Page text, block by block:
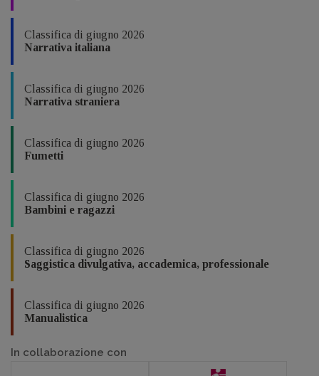
Classifica di giugno 2026
Narrativa italiana
Classifica di giugno 2026
Narrativa straniera
Classifica di giugno 2026
Fumetti
Classifica di giugno 2026
Bambini e ragazzi
Classifica di giugno 2026
Saggistica divulgativa, accademica, professionale
Classifica di giugno 2026
Manualistica
In collaborazione con